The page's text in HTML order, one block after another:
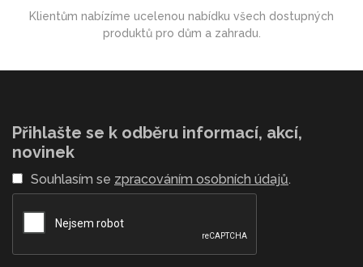
Klientům nabízíme ucelenou nabídku všech dostupných
produktů pro dům a zahradu.
Přihlašte se k odběru informací, akcí,
novinek
Souhlasím se zpracováním osobních údajů.